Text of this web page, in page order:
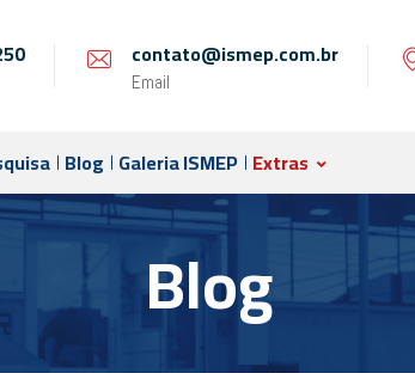
contato@ismep.com.br
Email
Blog Galeria ISMEP Extras
Blog